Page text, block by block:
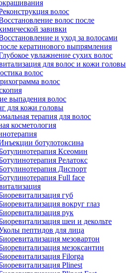
волос
волос после
завивки
и уход за волосами
кератинового выпрямления
увлажнение сухих волос
для волос и кожи головы
волос
волос
выпадения волос
для кожи головы
терапия для волос
косметология
ботулотоксина
Ксеомин
Релатокс
Диспорт
Full face
губ
вокруг глаз
рук
шеи и декольте
пептидов для лица
мезовартон
мезоксантин
Filorga
Plinest